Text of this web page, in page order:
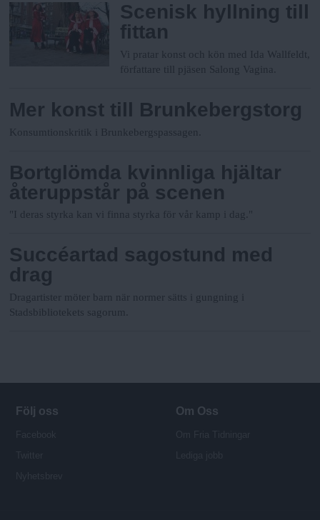
Scenisk hyllning till
fittan
Vi pratar konst och kön med Ida Wallfeldt,
författare till pjäsen Salong Vagina.
Mer konst till Brunkebergstorg
Konsumtionskritik i Brunkebergspassagen.
Bortglömda kvinnliga hjältar
återuppstår på scenen
"I deras styrka kan vi finna styrka för vår kamp i dag."
Succéartad sagostund med
drag
Dragartister möter barn när normer sätts i gungning i
Stadsbibliotekets sagorum.
Följ oss Om Oss